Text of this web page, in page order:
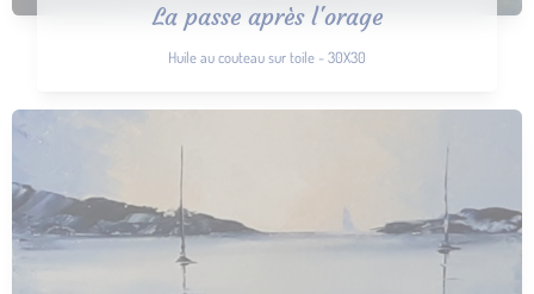
La passe après l'orage
Huile au couteau sur toile - 30X30